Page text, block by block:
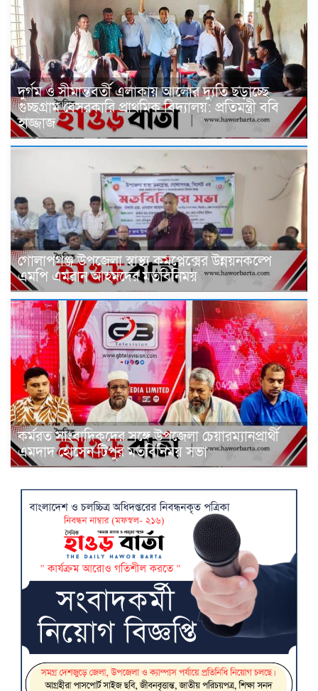
দুর্গম ও সীমান্তবর্তী এলাকায় আলোর দ্যুতি ছড়াচ্ছে
গুচ্ছগ্রাম বেসরকারি প্রাথমিক বিদ্যালয়: প্রতিমন্ত্রী ববি
হাজ্জাজ
গোলাপগঞ্জ উপজেলা স্বাস্থ্য কমপ্লেক্সের উন্নয়নকল্পে
এমপি এমরান আহমদের মতবিনিময়
কর্মরত সাংবাদিকদের সঙ্গে উপজেলা চেয়ারম্যানপ্রার্থী
এমদাদ হোসেন টিপুর মতবিনিময় সভা